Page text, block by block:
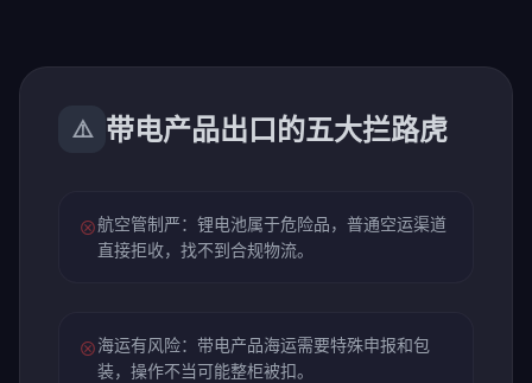
⚠️ 带电产品出口的五大拦路虎
⊗航空管制严：锂电池属于危险品，普通空运渠道
直接拒收，找不到合规物流。
⊗海运有风险：带电产品海运需要特殊申报和包
装，操作不当可能整柜被扣。